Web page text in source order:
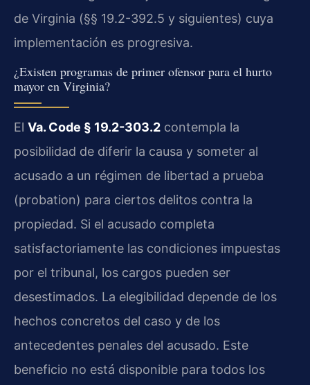
de Virginia (§§ 19.2-392.5 y siguientes) cuya
implementación es progresiva.
¿Existen programas de primer ofensor para el hurto
mayor en Virginia?
El Va. Code § 19.2-303.2 contempla la
posibilidad de diferir la causa y someter al
acusado a un régimen de libertad a prueba
(probation) para ciertos delitos contra la
propiedad. Si el acusado completa
satisfactoriamente las condiciones impuestas
por el tribunal, los cargos pueden ser
desestimados. La elegibilidad depende de los
hechos concretos del caso y de los
antecedentes penales del acusado. Este
beneficio no está disponible para todos los